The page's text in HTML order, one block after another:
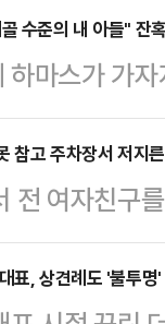
수준의 내 아들" 잔
마스가 가
하고 있다.
지시간) 타
7일 하마스
(24)이다.다
에서 삽질을
참고 주차장서 저지
전 여자친구
운대경찰서
다고 밝혔다
표, 상견례도 '불투